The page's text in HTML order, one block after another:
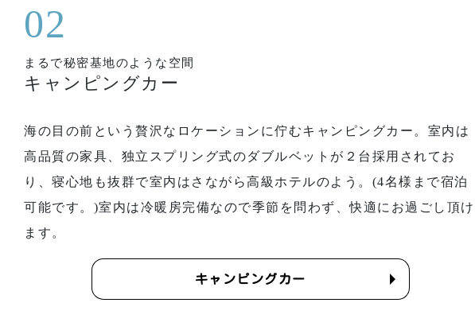
02
まるで秘密基地のような空間
キャンピングカー
海の目の前という贅沢なロケーションに佇むキャンピングカー。室内は
高品質の家具、独立スプリング式のダブルベットが２台採用されてお
り、寝心地も抜群で室内はさながら高級ホテルのよう。(4名様まで宿泊
可能です。)室内は冷暖房完備なので季節を問わず、快適にお過ごし頂け
ます。
キャンピングカー